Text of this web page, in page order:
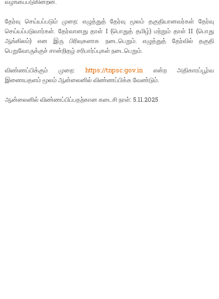
தேர்வு செய்யப்படும் முறை: எழுத்துத் தேர்வு மூலம் தகுதியானவர்கள் தேர்வு
செய்யப்படுவார்கள். தேர்வானது தாள் I (பொதுத் தமிழ்) மற்றும் தாள் II (பொது
ஆங்கிலம்) என இரு பிரிவுகளாக நடைபெறும். எழுத்துத் தேர்வில் தகுதி
பெறுவோருக்குச் சான்றிதழ் சரிபார்ப்புகள் நடைபெறும்.
விண்ணப்பிக்கும் முறை: https://tnpsc.gov.in என்ற அதிகாரப்பூர்வ
இணையதளம் மூலம் ஆன்லைனில் விண்ணப்பிக்க வேண்டும்.
ஆன்லைனில் விண்ணப்பிப்பதற்கான கடைசி நாள்: 5.11.2025